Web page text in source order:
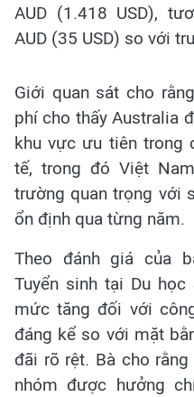
AUD (1.418 USD),
AUD (35 USD) so với
Giới quan sát cho
phí cho thấy Australia
khu vực ưu tiên trong
tế, trong đó Việt
trường quan trọng với
ổn định qua từng năm.
Theo đánh giá của
Tuyển sinh tại Du học
mức tăng đối với
đáng kể so với mặt
đãi rõ rệt. Bà cho
nhóm được hưởng